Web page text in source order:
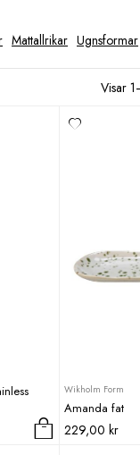
Mattallrikar Ugnsformar
Visar
Varumärke
Wikholm Form
Amanda fat
229,00 kr